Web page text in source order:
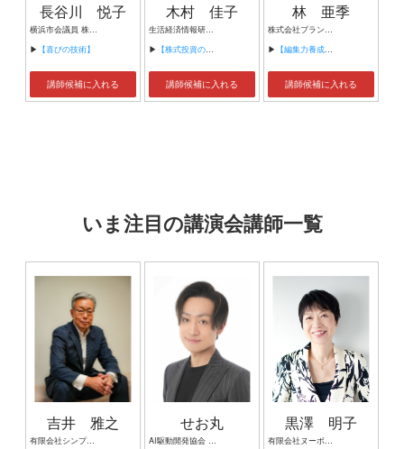
長谷川 悦子
横浜市会議員 株式会社E-link取締役社長
▶ 【喜びの技術】
講師候補に入れる
木村 佳子
生活経済情報研究所(株)ビユーズ代表 資産運用アナリスト 市場分析家 テクニカルアナリスト 一級FP技能士 IRプランナー
▶ 【株式投資の実践/銘柄選定/運用】
講師候補に入れる
林 亜季
株式会社ブランドジャーナリズム 代表取締役 株式会社アルファドライブ 執行役員 統括編集長 AlphaDrive/NewsPicks コンテンツプロデュース統括 前Forbes JAPAN Web編集長 文部科学省の大学教育デジタライゼーション・イニシアティブ ステアリングコミッティ委員
▶ 【編集力養成講座 / 文章力養成講座】
講師候補に入れる
いま注目の講演会講師一覧
吉井 雅之
有限会社シンプルタスク 代表取締役 習慣形成コンサルタント
せお丸
AI駆動開発協会 代表理事 サイバーフリークス株式会社 代表取締役
黒澤 明子
有限会社ヌーボヌール代表取締役